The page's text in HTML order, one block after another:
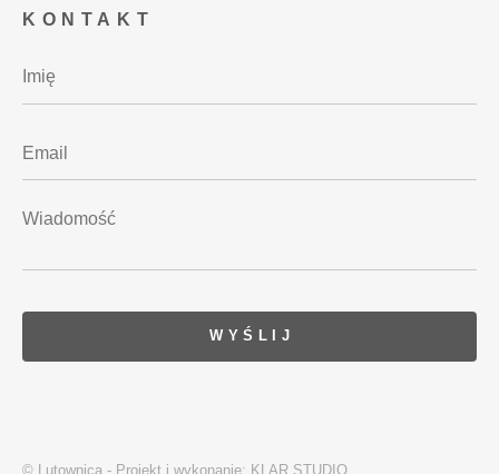
KONTAKT
© Lutownica - Projekt i wykonanie: KLAR STUDIO